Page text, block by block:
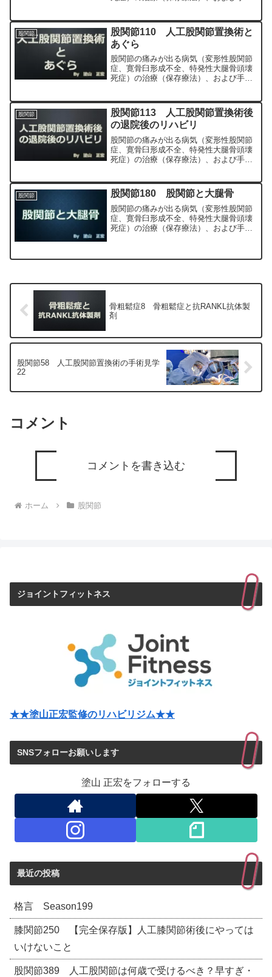
科専門医（人工関節手術を専門）の塗山
正宏が色々と説明します。
股関節
股関節110 人工股関節置換術と
あぐら
股関節の痛みが出る病気（変形性股関節
症、寛骨臼形成不全、特発性大腿骨頭壊
死症）の治療（保存療法）、および手術
科専門医（人工関節手術を専門）の塗山
正宏が色々と説明します。
股関節
股関節113 人工股関節置換術後
の退院後のリハビリ
股関節の痛みが出る病気（変形性股関節
症、寛骨臼形成不全、特発性大腿骨頭壊
死症）の治療（保存療法）、および手術
科専門医（人工関節手術を専門）の塗山
正宏が色々と説明します。
股関節 股関節180 股関節と大腿骨
股関節の痛みが出る病気（変形性股関節
症、寛骨臼形成不全、特発性大腿骨頭壊
死症）の治療（保存療法）、および手術
科専門医（人工関節手術を専門）の塗山
骨粗鬆症8 骨粗鬆症と抗RANKL抗体製
剤
股関節58 人工股関節置換術の手術見学
22
コメント
コメントを書き込む
ホーム 股関節
ジョイントフィットネス
★★塗山正宏監修のリハビリジム★★
SNSフォローお願いします
塗山 正宏をフォローする
最近の投稿
格言 Season199
膝関節250 【完全保存版】人工膝関節術後にやっては
いけないこと
股関節389 人工股関節は何歳で受けるべき？早すぎ・